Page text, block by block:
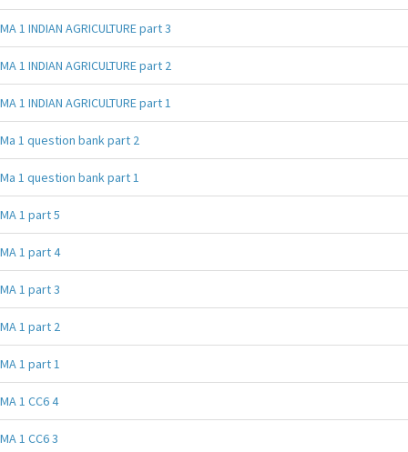
MA 1 INDIAN AGRICULTURE part 3
MA 1 INDIAN AGRICULTURE part 2
MA 1 INDIAN AGRICULTURE part 1
Ma 1 question bank part 2
Ma 1 question bank part 1
MA 1 part 5
MA 1 part 4
MA 1 part 3
MA 1 part 2
MA 1 part 1
MA 1 CC6 4
MA 1 CC6 3